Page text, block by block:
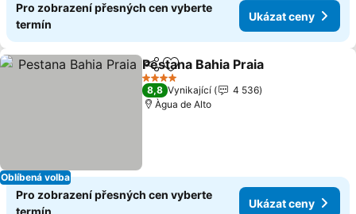
Pro zobrazení přesných cen vyberte
termín
Ukázat ceny
Oblíbená volba
SdíletPřidat na seznam oblíbených
Pestana Bahia Praia
4 Počet hvězdiček
8,8 Vynikající
4 536
Àgua de Alto
Pro zobrazení přesných cen vyberte
termín
Ukázat ceny